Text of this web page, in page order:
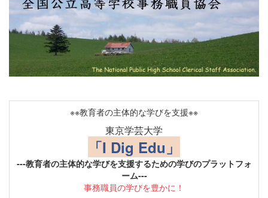
※※教育者の主体的な学びを支援※※
東京学芸大学
「I Dig Edu」
---教育者の主体的な学びを支援するための学びのプラットフォ
ーム---
事務職員の学びを豊かに！